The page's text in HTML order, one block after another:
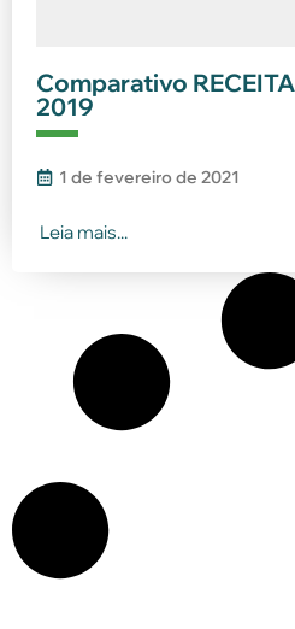
Comparativo
2019
1 de fevereiro de 2021
Leia mais...